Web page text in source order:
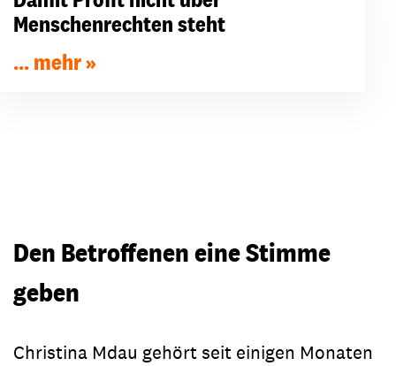
Menschenrechten steht
... mehr
Den Betroffenen eine Stimme
geben
Christina Mdau gehört seit einigen Monaten